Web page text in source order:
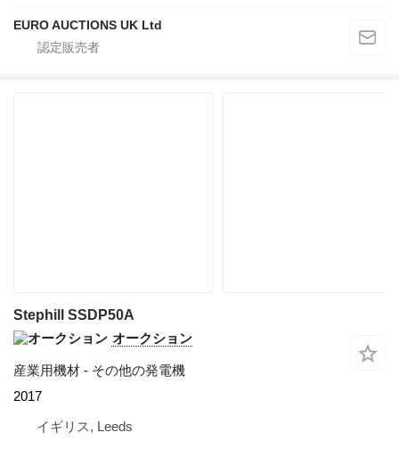
EURO AUCTIONS UK Ltd
Stephill SSDP50A
オークション
産業用機材 - その他の発電機
2017
イギリス, Leeds